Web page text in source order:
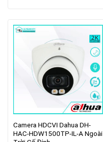
Camera HDCVI Dahua DH-
HAC-HDW1500TP-IL-A Ngoài